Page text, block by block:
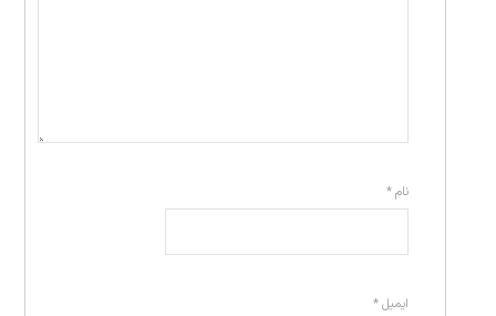
نام*
ایمیل*